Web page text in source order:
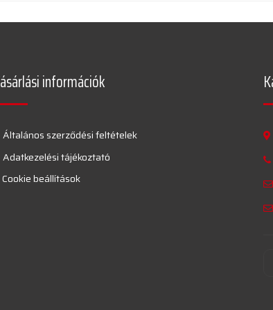
információk
Általános szerződési feltételek
Adatkezelési tájékoztató
Cookie beállítások